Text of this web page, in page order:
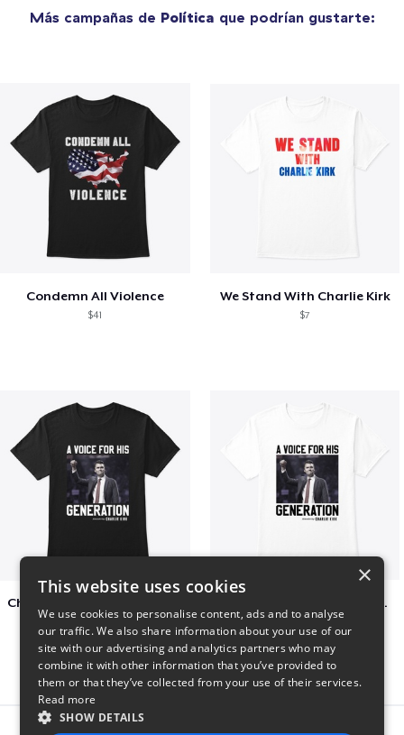
Más campañas de Política que podrían gustarte:
Condemn All Violence
$41
We Stand With Charlie Kirk
$7
$41
Charlie Kirk A Voice For His Generation
$7
×
This website uses cookies
We use cookies to personalise content, ads and to analyse
our traffic. We also share information about your use of our
site with our advertising and analytics partners who may
combine it with other information that you’ve provided to
them or that they’ve collected from your use of their services.
Read more
SHOW DETAILS